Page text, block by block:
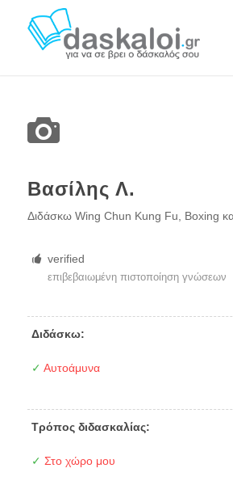
Βασίλης Λ.
Διδάσκω Wing Chun Kung Fu, Boxing
verified
επιβεβαιωμένη πιστοποίηση γνώσεων
Διδάσκω:
✓ Αυτοάμυνα
Τρόπος διδασκαλίας:
✓ Στο χώρο μου